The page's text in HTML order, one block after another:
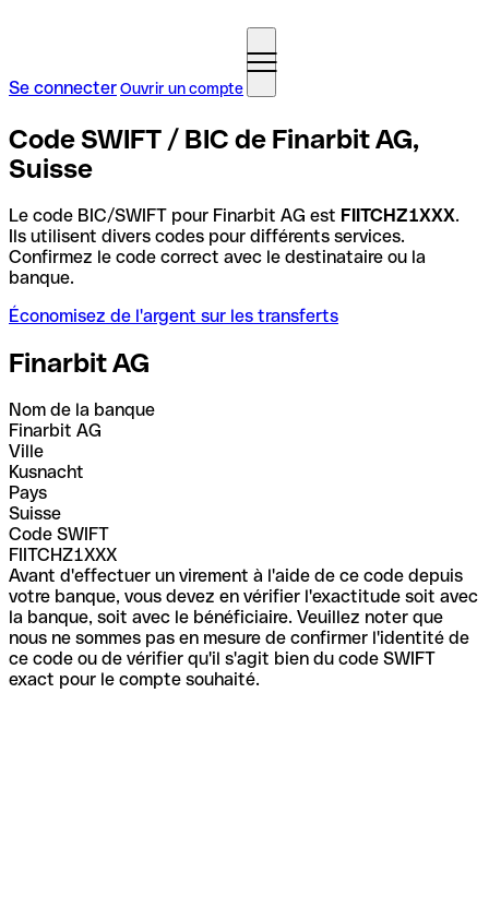
Se connecterOuvrir un compte
Code SWIFT / BIC de Finarbit AG,
Suisse
Le code BIC/SWIFT pour Finarbit AG est FIITCHZ1XXX.
Ils utilisent divers codes pour différents services.
Confirmez le code correct avec le destinataire ou la
banque.
Économisez de l'argent sur les transferts
Finarbit AG
Nom de la banque
Finarbit AG
Ville
Kusnacht
Pays
Suisse
Code SWIFT
FIITCHZ1XXX
Avant d'effectuer un virement à l'aide de ce code depuis
votre banque, vous devez en vérifier l'exactitude soit avec
la banque, soit avec le bénéficiaire. Veuillez noter que
nous ne sommes pas en mesure de confirmer l'identité de
ce code ou de vérifier qu'il s'agit bien du code SWIFT
exact pour le compte souhaité.